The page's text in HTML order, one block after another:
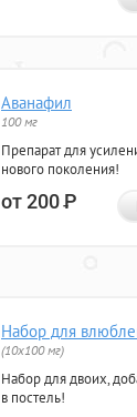
Аванафил
100 мг
Препарат для
нового поколения!
от 200Р
Набор для
(10х100 мг)
Набор для двоих,
в постель!